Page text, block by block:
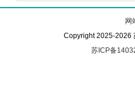
网
Copyright 2025-2026
苏ICP备